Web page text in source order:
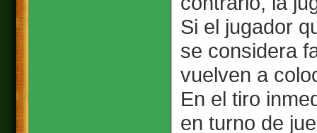
Si el jugador
se considera
vuelven a
En el tiro
en turno de